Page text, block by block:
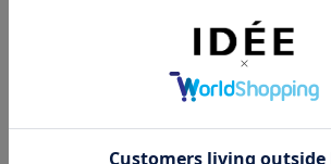
2023年11月、イデーショップ 自由が
覧会「Guide」出展作品。
世の中の全ての創作と同様に、生を支
気づきは近くにあることを再認識する
であれば幸いです。それは私の制作の